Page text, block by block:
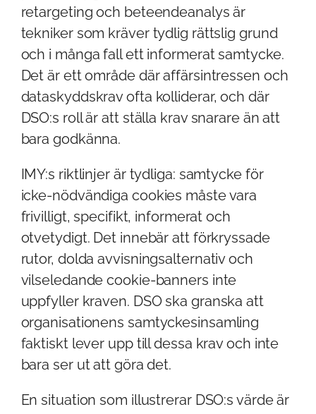
retargeting och beteendeanalys är
tekniker som kräver tydlig rättslig grund
och i många fall ett informerat samtycke.
Det är ett område där affärsintressen och
dataskyddskrav ofta kolliderar, och där
DSO:s roll är att ställa krav snarare än att
bara godkänna.
IMY:s riktlinjer är tydliga: samtycke för
icke-nödvändiga cookies måste vara
frivilligt, specifikt, informerat och
otvetydigt. Det innebär att förkryssade
rutor, dolda avvisningsalternativ och
vilseledande cookie-banners inte
uppfyller kraven. DSO ska granska att
organisationens samtyckesinsamling
faktiskt lever upp till dessa krav och inte
bara ser ut att göra det.
En situation som illustrerar DSO:s värde är